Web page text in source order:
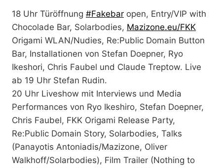
18 Uhr Türöffnung #Fakebar open, Entry/VIP with
Chocolade Bar, Solarbodies, Mazizone.eu/FKK
Origami WLAN/Nudies, Re:Public Domain Button
Bar, Installationen von Stefan Doepner, Ryo
Ikeshori, Chris Faubel und Claude Treptow. Live
ab 19 Uhr Stefan Rudin.
20 Uhr Liveshow mit Interviews und Media
Performances von Ryo Ikeshiro, Stefan Doepner,
Chris Faubel, FKK Origami Release Party,
Re:Public Domain Story, Solarbodies, Talks
(Panayotis Antoniadis/Mazizone, Oliver
Walkhoff/Solarbodies), Film Trailer (Nothing to